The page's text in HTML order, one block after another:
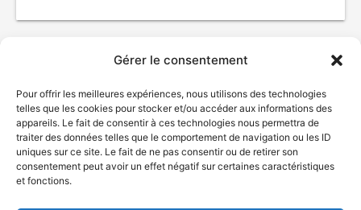
Gérer le consentement
Pour offrir les meilleures expériences, nous utilisons des technologies
telles que les cookies pour stocker et/ou accéder aux informations des
appareils. Le fait de consentir à ces technologies nous permettra de
traiter des données telles que le comportement de navigation ou les ID
uniques sur ce site. Le fait de ne pas consentir ou de retirer son
consentement peut avoir un effet négatif sur certaines caractéristiques
et fonctions.